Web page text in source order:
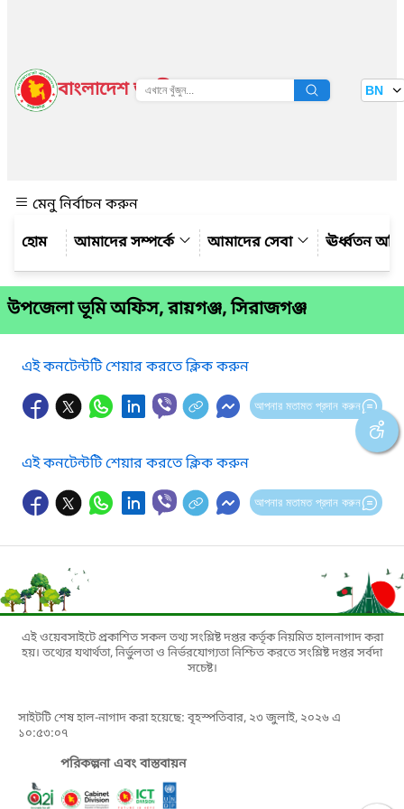
বাংলাদেশ জাতীয় তথ্য বাতায়ন BN
মেনু নির্বাচন করুন
আমাদের সম্পর্কে
আমাদের সেবা ঊর্ধ্বতন
উপজেলা ভূমি অফিস, রায়গঞ্জ, সিরাজগঞ্জ
এই কনটেন্টটি শেয়ার করতে ক্লিক করুন
আপনার মতামত প্রদান করুন
এই কনটেন্টটি শেয়ার করতে ক্লিক করুন
আপনার মতামত প্রদান করুন
এই ওয়েবসাইটে প্রকাশিত সকল তথ্য সংশ্লিষ্ট দপ্তর কর্তৃক নিয়মিত হালনাগাদ করা
হয়। তথ্যের যথার্থতা, নির্ভুলতা ও নির্ভরযোগ্যতা নিশ্চিত করতে সংশ্লিষ্ট দপ্তর সর্বদা
সচেষ্ট।
সাইটটি শেষ হাল-নাগাদ করা হয়েছে: বৃহস্পতিবার, ২৩ জুলাই, ২০২৬ এ
১০:৫৩:০৭
পরিকল্পনা এবং বাস্তবায়ন